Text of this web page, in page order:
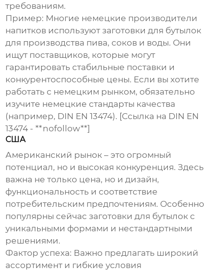
требованиям.
Пример: Многие немецкие производители
напитков используютзаготовки для бутылок
для производства пива, соков и воды. Они
ищут поставщиков, которые могут
гарантировать стабильные поставки и
конкурентоспособные цены. Если вы хотите
работать с немецким рынком, обязательно
изучите немецкие стандарты качества
(например, DIN EN 13474). [Ссылка на DIN EN
13474 - **nofollow**]
США
Американский рынок – это огромный
потенциал, но и высокая конкуренция. Здесь
важна не только цена, но и дизайн,
функциональность и соответствие
потребительским предпочтениям. Особенно
популярны сейчасзаготовки для бутылок с
уникальными формами и нестандартными
решениями.
Фактор успеха: Важно предлагать широкий
ассортимент и гибкие условия